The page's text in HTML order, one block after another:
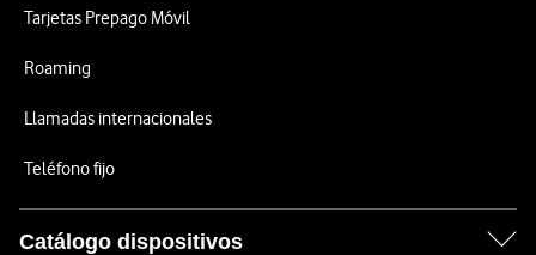
Tarjetas Prepago Móvil
Roaming
Llamadas internacionales
Teléfono fijo
Catálogo dispositivos